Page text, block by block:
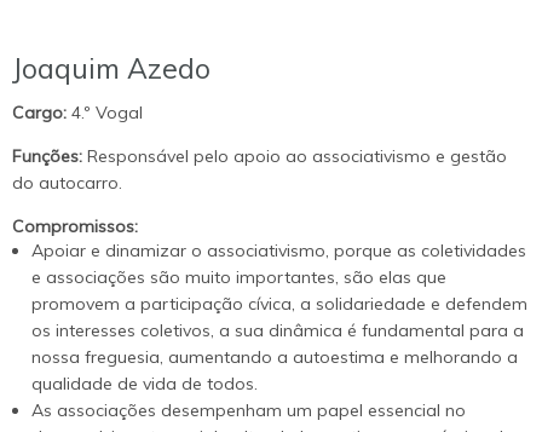
Joaquim Azedo
Cargo: 4.º Vogal
Funções: Responsável pelo apoio ao associativismo e gestão
do autocarro.
Compromissos:
Apoiar e dinamizar o associativismo, porque as coletividades
e associações são muito importantes, são elas que
promovem a participação cívica, a solidariedade e defendem
os interesses coletivos, a sua dinâmica é fundamental para a
nossa freguesia, aumentando a autoestima e melhorando a
qualidade de vida de todos.
As associações desempenham um papel essencial no